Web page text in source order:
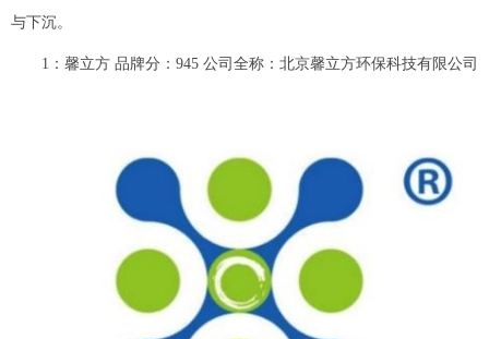
与下沉。
1：馨立方 品牌分：945 公司全称：北京馨立方环保科技有限公司